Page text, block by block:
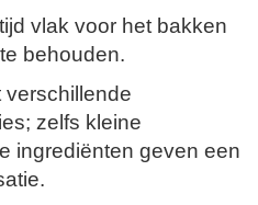
vlak voor het bakken
behouden.
verschillende
zelfs kleine
ingrediënten geven een